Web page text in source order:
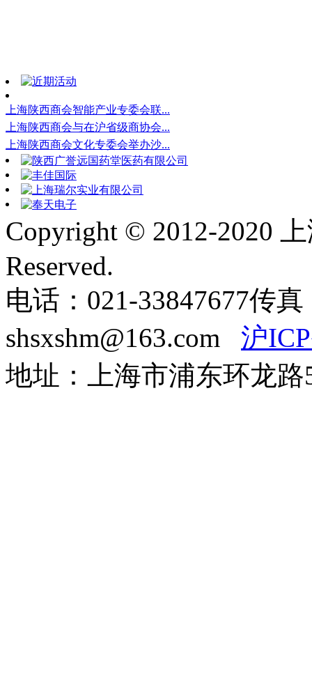
上海陕西商会智能产业专委会联...
上海陕西商会与在沪省级商协会...
上海陕西商会文化专委会举办沙...
Copyright © 2012-2020
Reserved.
电话：021-33847677传真
shsxshm@163.com 沪
地址：上海市浦东环龙路